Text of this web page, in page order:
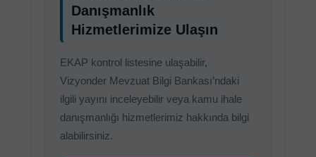
Danışmanlık
Hizmetlerimize Ulaşın
EKAP kontrol listesine ulaşabilir,
Vizyonder Mevzuat Bilgi Bankası’ndaki
ilgili yayını inceleyebilir veya kamu ihale
danışmanlığı hizmetlerimiz hakkında bilgi
alabilirsiniz.